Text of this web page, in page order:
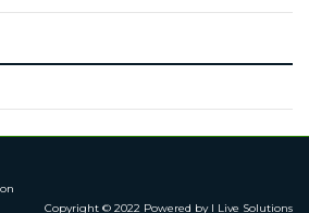
Copyright © 2022 Powered by I Live Solutions